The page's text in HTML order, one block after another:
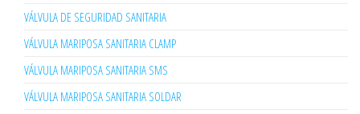
VÁLVULA DE SEGURIDAD SANITARIA
VÁLVULA MARIPOSA SANITARIA CLAMP
VÁLVULA MARIPOSA SANITARIA SMS
VÁLVULA MARIPOSA SANITARIA SOLDAR